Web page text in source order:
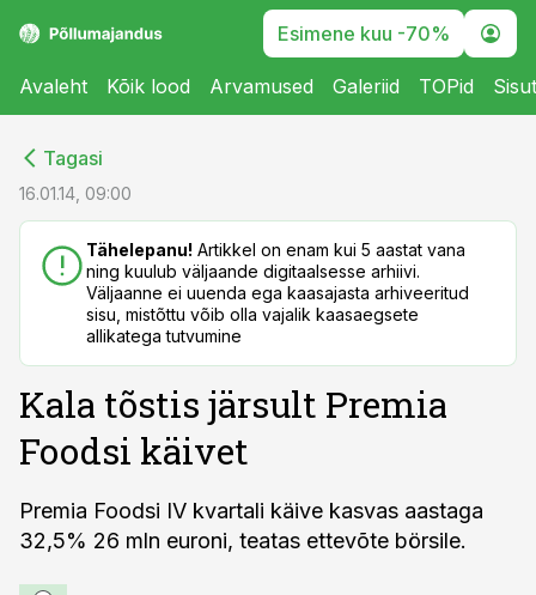
Esimene kuu -70%
Avaleht Kõik lood Arvamused Galeriid TOPid
Tagasi
16.01.14, 09:00
Tähelepanu! Artikkel on enam kui 5 aastat vana
ning kuulub väljaande digitaalsesse arhiivi.
Väljaanne ei uuenda ega kaasajasta arhiveeritud
sisu, mistõttu võib olla vajalik kaasaegsete
allikatega tutvumine
Kala tõstis järsult Premia
Foodsi käivet
Premia Foodsi IV kvartali käive kasvas aastaga
32,5% 26 mln euroni, teatas ettevõte börsile.